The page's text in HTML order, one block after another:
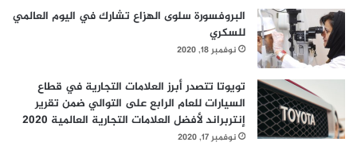
البروفسورة سلوى الهزاع تشارك في اليوم العالمي
للسكري
نوفمبر 18, 2020
تويوتا تتصدر أبرز العلامات التجارية في قطاع
السيارات للعام الرابع على التوالي ضمن تقرير
إنتربراند لأفضل العلامات التجارية العالمية 2020
نوفمبر 17, 2020